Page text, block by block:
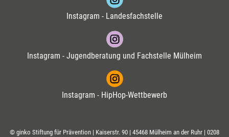
Instagram - Landesfachstelle
Instagram - Jugendberatung und Fachstelle Mülheim
Instagram - HipHop-Wettbewerb
© ginko Stiftung für Prävention | Kaiserstr. 90 | 45468 Mülheim an der Ruhr | 0208